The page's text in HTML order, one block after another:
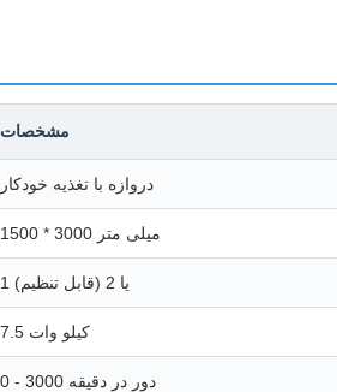
مشخصات
دروازه با تغذیه خودکار
1500 * 3000 میلی متر
1 یا 2 (قابل تنظیم)
7.5 کیلو وات
0 - 3000 دور در دقیقه